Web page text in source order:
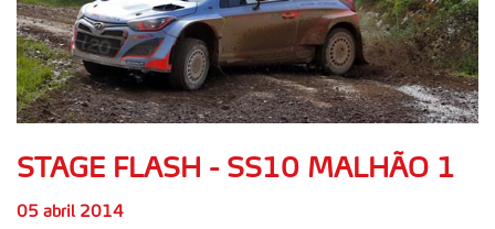
STAGE FLASH - SS10 MALHÃO 1
05 abril 2014